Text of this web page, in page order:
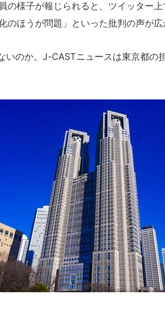
の様子が報じられると、ツイッター
のほうが問題」といった批判の声が広
のか。J-CASTニュースは東京都の